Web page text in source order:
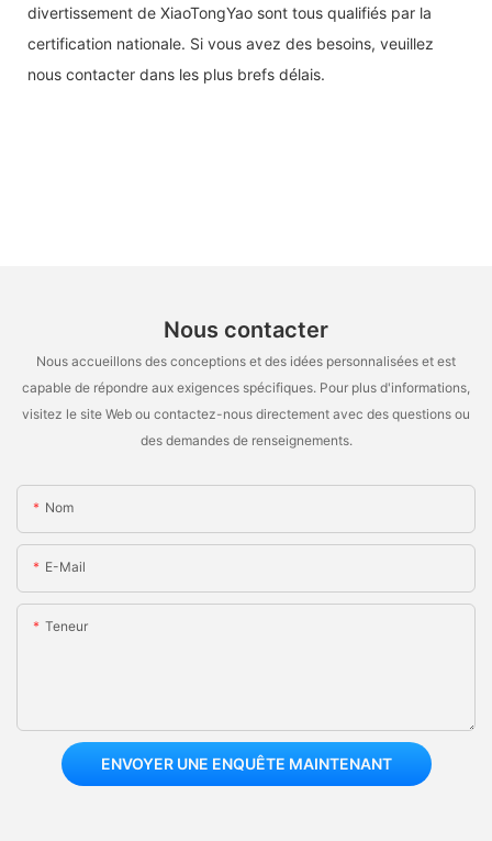
divertissement de XiaoTongYao sont tous qualifiés par la
certification nationale. Si vous avez des besoins, veuillez
nous contacter dans les plus brefs délais.
Nous contacter
Nous accueillons des conceptions et des idées personnalisées et est
capable de répondre aux exigences spécifiques. Pour plus d'informations,
visitez le site Web ou contactez-nous directement avec des questions ou
des demandes de renseignements.
Nom
E-Mail
Teneur
ENVOYER UNE ENQUÊTE MAINTENANT